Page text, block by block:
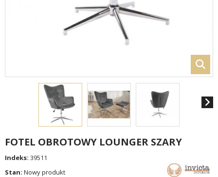
FOTEL OBROTOWY LOUNGER SZARY
Indeks: 39511
Stan: Nowy produkt